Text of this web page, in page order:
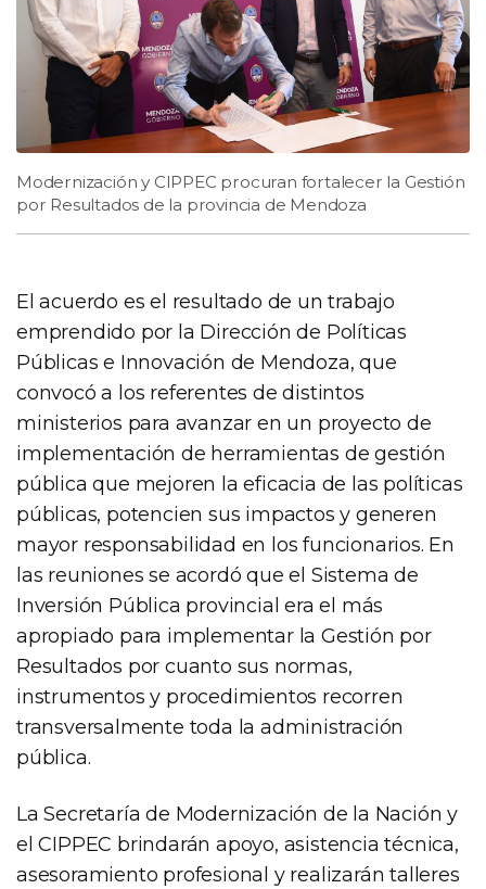
Modernización y CIPPEC procuran fortalecer la Gestión
por Resultados de la provincia de Mendoza
El acuerdo es el resultado de un trabajo
emprendido por la Dirección de Políticas
Públicas e Innovación de Mendoza, que
convocó a los referentes de distintos
ministerios para avanzar en un proyecto de
implementación de herramientas de gestión
pública que mejoren la eficacia de las políticas
públicas, potencien sus impactos y generen
mayor responsabilidad en los funcionarios. En
las reuniones se acordó que el Sistema de
Inversión Pública provincial era el más
apropiado para implementar la Gestión por
Resultados por cuanto sus normas,
instrumentos y procedimientos recorren
transversalmente toda la administración
pública.
La Secretaría de Modernización de la Nación y
el CIPPEC brindarán apoyo, asistencia técnica,
asesoramiento profesional y realizarán talleres